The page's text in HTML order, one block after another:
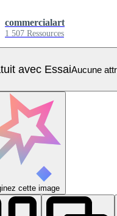
commercialart
1 507 Ressources
avec EssaiAucune
cette image